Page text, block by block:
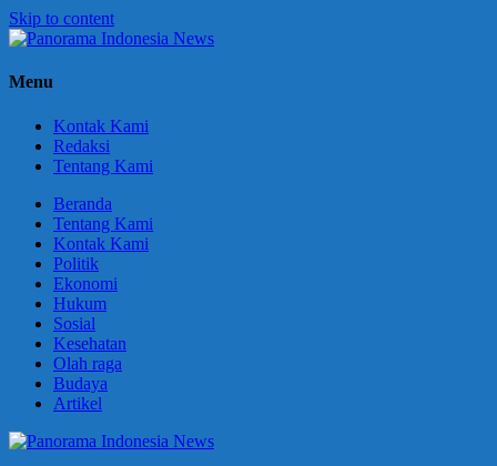
Skip to content
Panorama
Berani
Menu
Kontak Kami
Redaksi
Tentang Kami
Beranda
Tentang Kami
Kontak Kami
Politik
Ekonomi
Hukum
Sosial
Kesehatan
Olah raga
Budaya
Artikel